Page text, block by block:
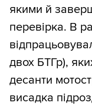
якими й
перевірка. В
двох БТГр),
десанти
висадка